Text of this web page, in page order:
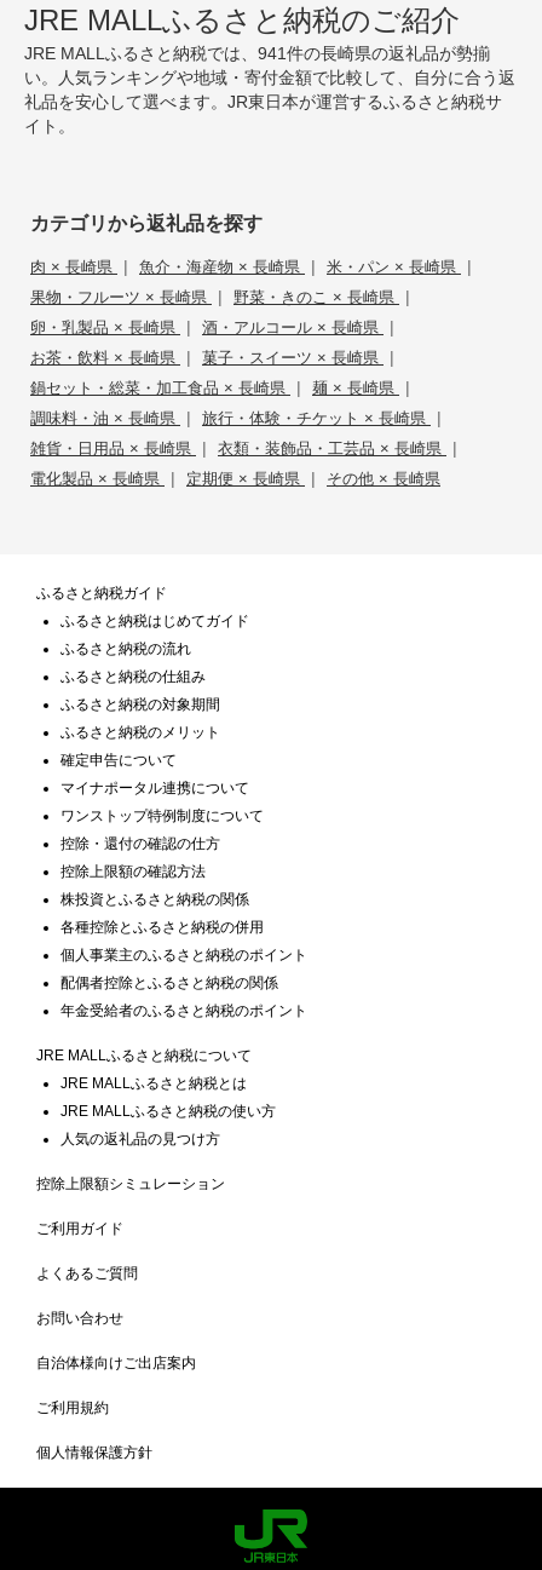
JRE MALLふるさと納税のご紹介
JRE MALLふるさと納税では、941件の長崎県の返礼品が勢揃
い。人気ランキングや地域・寄付金額で比較して、自分に合う返
礼品を安心して選べます。JR東日本が運営するふるさと納税サ
イト。
カテゴリから返礼品を探す
肉 × 長崎県 | 魚介・海産物 × 長崎県 | 米・パン × 長崎県 |
果物・フルーツ × 長崎県 | 野菜・きのこ × 長崎県 |
卵・乳製品 × 長崎県 | 酒・アルコール × 長崎県 |
お茶・飲料 × 長崎県 | 菓子・スイーツ × 長崎県 |
鍋セット・総菜・加工食品 × 長崎県 | 麺 × 長崎県 |
調味料・油 × 長崎県 | 旅行・体験・チケット × 長崎県 |
雑貨・日用品 × 長崎県 | 衣類・装飾品・工芸品 × 長崎県 |
電化製品 × 長崎県 | 定期便 × 長崎県 | その他 × 長崎県
ふるさと納税ガイド
ふるさと納税はじめてガイド
ふるさと納税の流れ
ふるさと納税の仕組み
ふるさと納税の対象期間
ふるさと納税のメリット
確定申告について
マイナポータル連携について
ワンストップ特例制度について
控除・還付の確認の仕方
控除上限額の確認方法
株投資とふるさと納税の関係
各種控除とふるさと納税の併用
個人事業主のふるさと納税のポイント
配偶者控除とふるさと納税の関係
年金受給者のふるさと納税のポイント
JRE MALLふるさと納税について
JRE MALLふるさと納税とは
JRE MALLふるさと納税の使い方
人気の返礼品の見つけ方
控除上限額シミュレーション
ご利用ガイド
よくあるご質問
お問い合わせ
自治体様向けご出店案内
ご利用規約
個人情報保護方針